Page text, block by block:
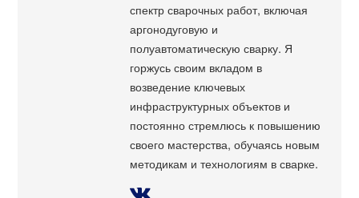
спектр сварочных работ, включая
аргонодуговую и
полуавтоматическую сварку. Я
горжусь своим вкладом в
возведение ключевых
инфраструктурных объектов и
постоянно стремлюсь к повышению
своего мастерства, обучаясь новым
методикам и технологиям в сварке.